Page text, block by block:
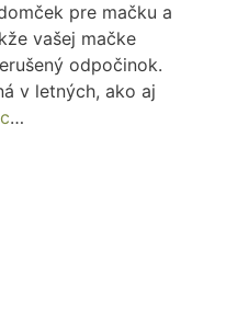
pre mačku a
vašej mačke
odpočinok.
v letných, ako aj
…